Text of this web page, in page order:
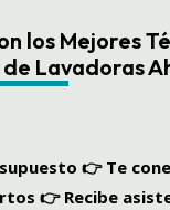
los Mejores
Lavadoras
👉 Te
👉 Recibe